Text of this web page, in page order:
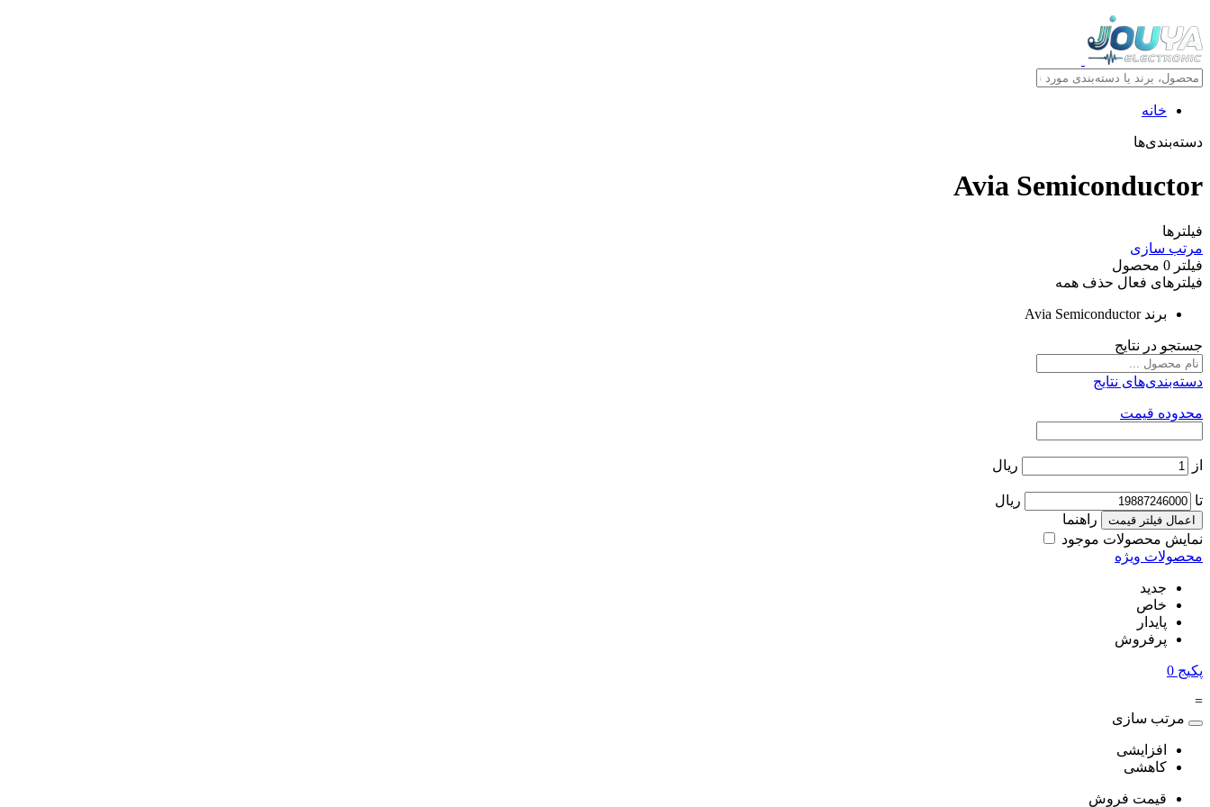
خانه
دسته‌بندی‌ها
Avia Semiconductor
فیلترها
مرتب سازی
فیلتر 0 محصول
فیلترهای فعال حذف همه
برند Avia Semiconductor
جستجو در نتایج
دسته‌بندی‌های نتایج
محدوده قیمت
از ریال
تا ریال
اعمال فیلتر قیمت
راهنما
نمایش محصولات موجود
محصولات ویژه
جدید
خاص
پایدار
پرفروش
پکیج 0
=
مرتب سازی
افزایشی
کاهشی
قیمت فروش